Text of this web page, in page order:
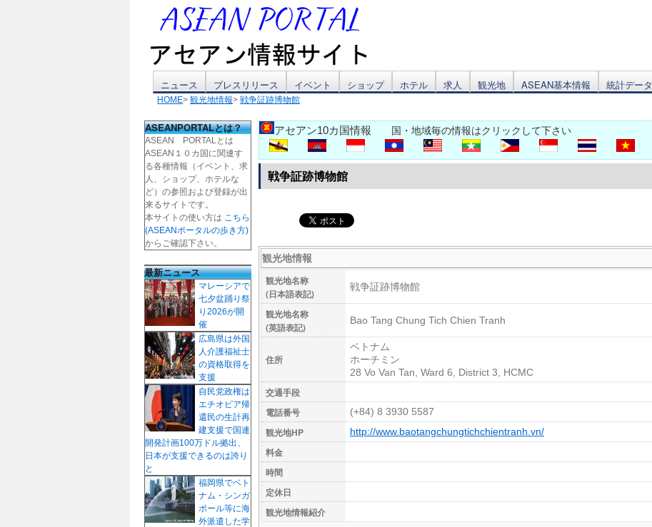
テ
ン
ツ
へ
ス
キ
ッ
プ
ニュース プレスリリース イベント ショップ ホテル 求人 観光地 ASEAN基本情報 統計データ
HOME> 観光地情報> 戦争証跡博物館
アセアン10カ国情報 国・地域毎の情報はクリックして下さい
戦争証跡博物館
観光地情報
観光地名称
(日本語表記)
戦争証跡博物館
観光地名称
(英語表記)
Bao Tang Chung Tich Chien Tranh
住所
ベトナム
ホーチミン
28 Vo Van Tan, Ward 6, District 3, HCMC
交通手段
電話番号
(+84) 8 3930 5587
観光地HP http://www.baotangchungtichchientranh.vn/
料金
時間
定休日
観光地情報紹介
ASEANPORTALとは？
ASEAN PORTALとは
ASEAN１０カ国に関連す
る各種情報（イベント、求
人、ショップ、ホテルな
ど）の参照および登録が出
来るサイトです。
本サイトの使い方は こちら
(ASEANポータルの歩き方)
からご確認下さい。
最新ニュース
マレーシアで
七夕盆踊り祭
り2026が開
催
広島県は外国
人介護福祉士
の資格取得を
支援
自民党政権は
エチオピア帰
還民の生計再
建支援で国連
開発計画100万ドル拠出、
日本が支援できるのは誇り
と
福岡県でベト
ナム・シンガ
ポール等に海
外派遣した学